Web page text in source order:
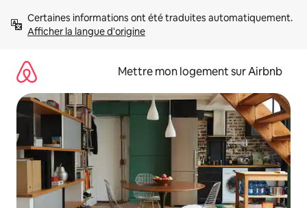
directement
Afficher la langue d'origine
Mettre mon logement sur Airbnb